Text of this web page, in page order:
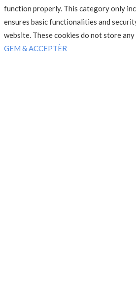
function properly. This category only
ensures basic functionalities and
website. These cookies do not store
GEM & ACCEPTÈR